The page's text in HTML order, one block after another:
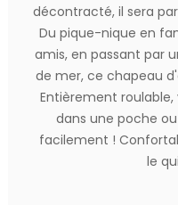
décontracté, il sera
Du pique-nique en
amis, en passant par
de mer, ce chapeau
Entièrement
dans une poche
facilement !
le